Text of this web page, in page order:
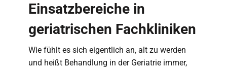
Einsatzbereiche in
geriatrischen Fachkliniken
Wie fühlt es sich eigentlich an, alt zu werden
und heißt Behandlung in der Geriatrie immer,